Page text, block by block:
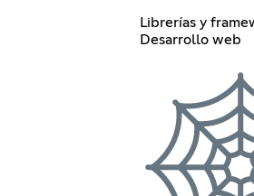
Librerías y
Desarrollo web